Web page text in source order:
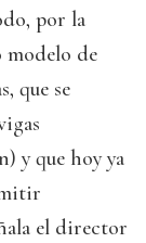
por la
modelo de
que se
y que hoy ya
el director